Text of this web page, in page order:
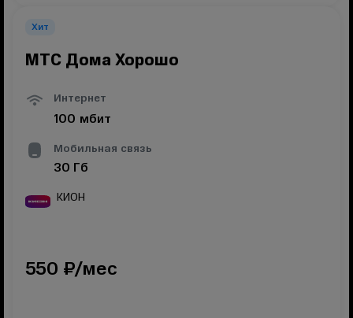
Хит
МТС Дома Хорошо
Интернет
100 мбит
Мобильная связь
30 Гб
КИОН
550 ₽/мес